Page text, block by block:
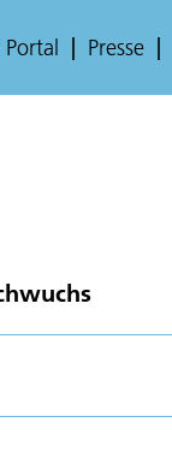
Portal Presse